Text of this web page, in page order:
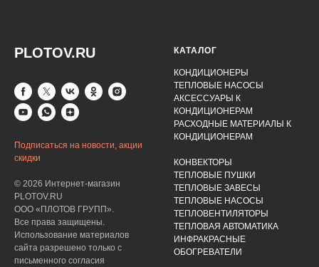
PLOTOV.RU
Подписаться на новости, акции
скидки
© 2026 Интернет-магазин
PLOTOV.RU
ООО «ПЛОТОВ ГРУПП».
Все права защищены.
Использование материалов
сайта разрешено только с
письменного согласия
КАТАЛОГ
КОНДИЦИОНЕРЫ
ТЕПЛОВЫЕ НАСОСЫ
АКСЕССУАРЫ К
КОНДИЦИОНЕРАМ
РАСХОДНЫЕ МАТЕРИАЛЫ К
КОНДИЦИОНЕРАМ
КОНВЕКТОРЫ
ТЕПЛОВЫЕ ПУШКИ
ТЕПЛОВЫЕ ЗАВЕСЫ
ТЕПЛОВЫЕ НАСОСЫ
ТЕПЛОВЕНТИЛЯТОРЫ
ТЕПЛОВАЯ АВТОМАТИКА
ИНФРАКРАСНЫЕ
ОБОГРЕВАТЕЛИ